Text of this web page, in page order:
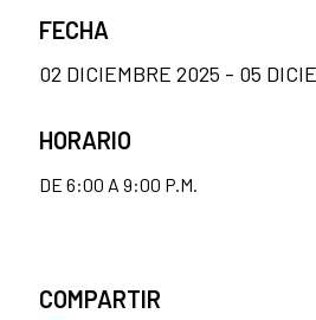
FECHA
02 DICIEMBRE 2025 - 05
HORARIO
DE 6:00 A 9:00 P.M.
COMPARTIR